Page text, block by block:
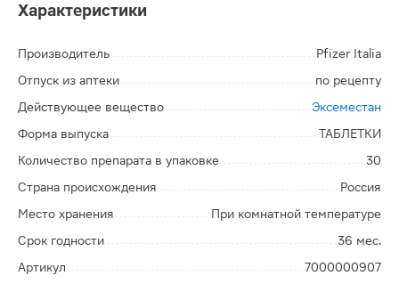
Характеристики
Производитель
Pfizer Italia
Отпуск из аптеки
по рецепту
Действующее вещество
Эксеместан
Форма выпуска
ТАБЛЕТКИ
Количество препарата в упаковке
30
Страна происхождения
Россия
Место хранения
При комнатной температуре
Срок годности
36 мес.
Артикул
7000000907